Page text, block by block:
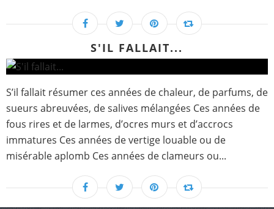
S'IL FALLAIT...
S’il fallait résumer ces années de chaleur, de parfums, de
sueurs abreuvées, de salives mélangées Ces années de
fous rires et de larmes, d’ocres murs et d’accrocs
immatures Ces années de vertige louable ou de
misérable aplomb Ces années de clameurs ou...